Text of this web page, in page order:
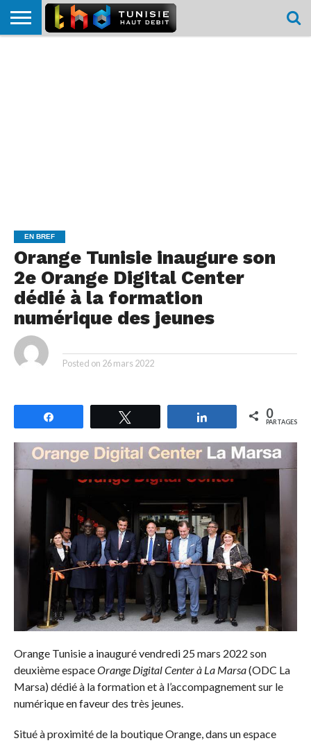
EN BREF
Orange Tunisie inaugure son
2e Orange Digital Center
dédié à la formation
numérique des jeunes
Posted on 26 mars 2022
Partagez 0
PARTAGES
Orange Tunisie a inauguré vendredi 25 mars 2022 son
deuxième espaceOrange Digital Center à La Marsa(ODC La
Marsa) dédié à la formation et à l’accompagnement sur le
numérique en faveur des très jeunes.
Situé à proximité de la boutique Orange, dans un espace